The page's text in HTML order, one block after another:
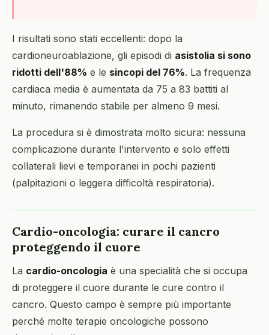
I risultati sono stati eccellenti: dopo la
cardioneuroablazione, gli episodi di asistolia si sono
ridotti dell'88% e le sincopi del 76%. La frequenza
cardiaca media è aumentata da 75 a 83 battiti al
minuto, rimanendo stabile per almeno 9 mesi.
La procedura si è dimostrata molto sicura: nessuna
complicazione durante l'intervento e solo effetti
collaterali lievi e temporanei in pochi pazienti
(palpitazioni o leggera difficoltà respiratoria).
Cardio-oncologia: curare il cancro
proteggendo il cuore
La cardio-oncologia è una specialità che si occupa
di proteggere il cuore durante le cure contro il
cancro. Questo campo è sempre più importante
perché molte terapie oncologiche possono